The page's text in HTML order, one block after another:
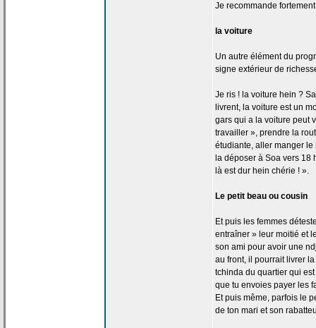
Je recommande
la voiture
Un autre élément du
signe extérieur de
Je ris ! la voiture hein ?
livrent, la voiture est un
gars qui a la voiture peut
travailler », prendre la
étudiante, aller manger le
la déposer à Soa vers 18
là est dur hein chérie ! ».
Le petit beau ou cousin
Et puis les femmes
entraîner » leur moitié et
son ami pour avoir une
au front, il pourrait livrer la
tchinda du quartier qui
que tu envoies payer les
Et puis même, parfois le
de ton mari et son